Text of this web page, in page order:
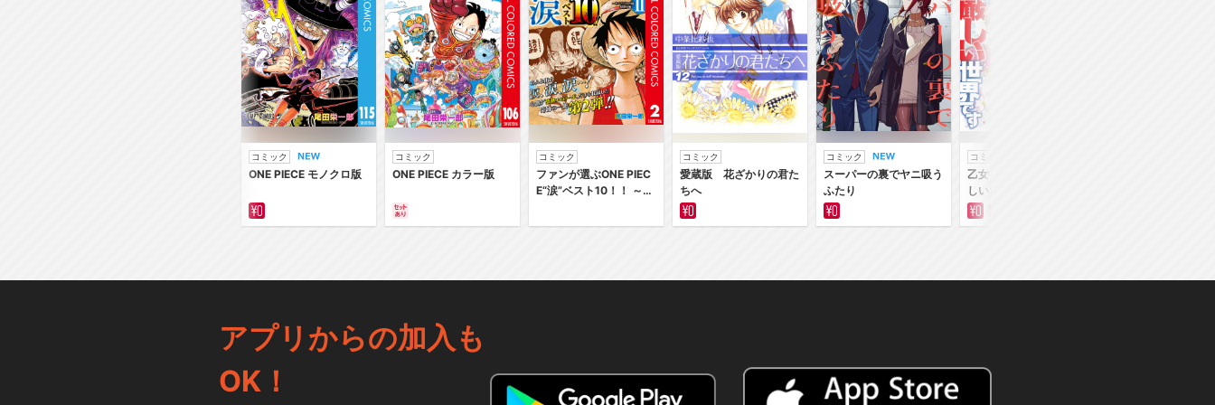
コミック
ONE PIECE モノクロ版
コミック
ONE PIECE カラー版
コミック
ファンが選ぶONE PIEC
E“涙”ベスト10！！ ～サ
～ カラー版
コミック
愛蔵版 花ざかりの君た
ちへ
コミック
スーパーの裏でヤニ吸う
ふたり
コミック
乙女ゲー世界はモブに厳
しい世界です
アプリからの加入も
OK！